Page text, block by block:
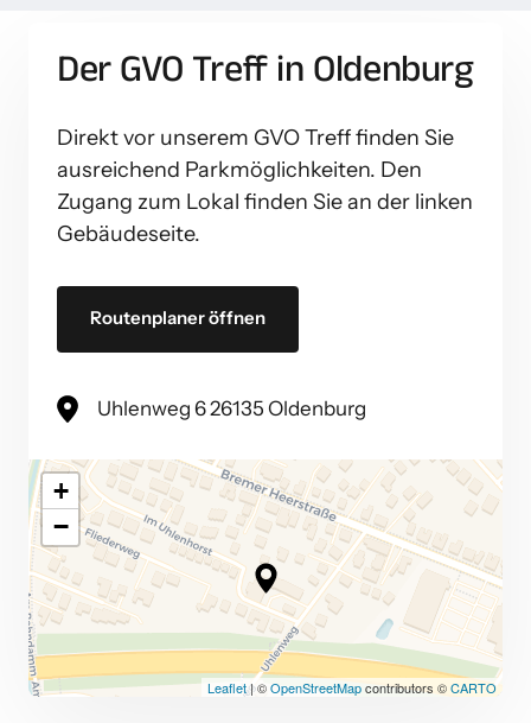
vor dem GVO Treff gibt es
ausreichend Parkplätze – der Eingang
Der GVO Treff in Oldenburg
Direkt vor unserem GVO Treff finden Sie
ausreichend Parkmöglichkeiten. Den
Zugang zum Lokal finden Sie an der linken
Gebäudeseite.
Routenplaner öffnen
Uhlenweg 6 26135 Oldenburg
+
−
Leaflet| ©OpenStreetMapcontributors ©CARTO